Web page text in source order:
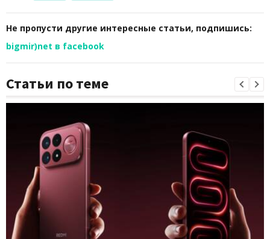
Не пропусти другие интересные статьи, подпишись:
bigmir)net в facebook
Статьи по теме